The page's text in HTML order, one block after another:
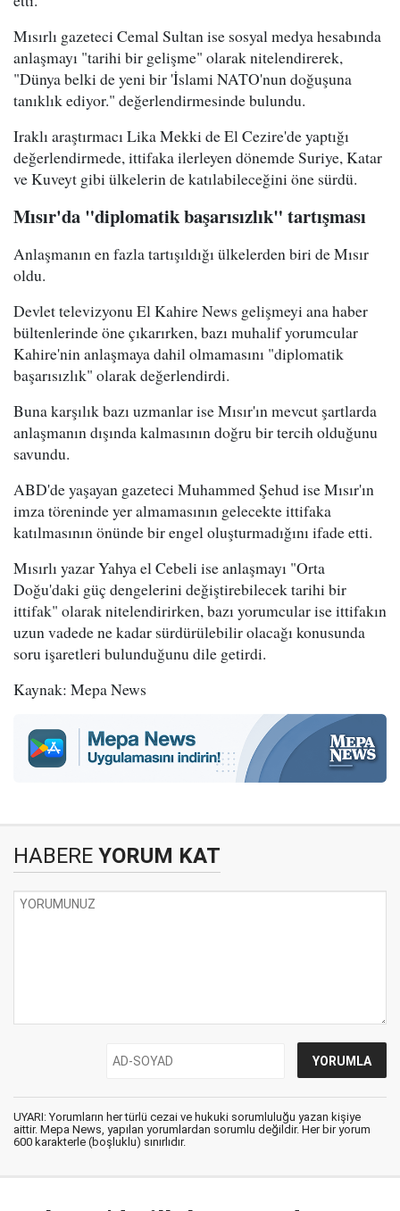
Mısırlı gazeteci Cemal Sultan ise sosyal medya hesabında
anlaşmayı "tarihi bir gelişme" olarak nitelendirerek,
"Dünya belki de yeni bir 'İslami NATO'nun doğuşuna
tanıklık ediyor." değerlendirmesinde bulundu.
Iraklı araştırmacı Lika Mekki de El Cezire'de yaptığı
değerlendirmede, ittifaka ilerleyen dönemde Suriye, Katar
ve Kuveyt gibi ülkelerin de katılabileceğini öne sürdü.
Mısır'da "diplomatik başarısızlık" tartışması
Anlaşmanın en fazla tartışıldığı ülkelerden biri de Mısır
oldu.
Devlet televizyonu El Kahire News gelişmeyi ana haber
bültenlerinde öne çıkarırken, bazı muhalif yorumcular
Kahire'nin anlaşmaya dahil olmamasını "diplomatik
başarısızlık" olarak değerlendirdi.
Buna karşılık bazı uzmanlar ise Mısır'ın mevcut şartlarda
anlaşmanın dışında kalmasının doğru bir tercih olduğunu
savundu.
ABD'de yaşayan gazeteci Muhammed Şehud ise Mısır'ın
imza töreninde yer almamasının gelecekte ittifaka
katılmasının önünde bir engel oluşturmadığını ifade etti.
Mısırlı yazar Yahya el Cebeli ise anlaşmayı "Orta
Doğu'daki güç dengelerini değiştirebilecek tarihi bir
ittifak" olarak nitelendirirken, bazı yorumcular ise ittifakın
uzun vadede ne kadar sürdürülebilir olacağı konusunda
soru işaretleri bulunduğunu dile getirdi.
Kaynak: Mepa News
HABERE YORUM KAT
UYARI: Yorumların her türlü cezai ve hukuki sorumluluğu yazan kişiye
aittir. Mepa News, yapılan yorumlardan sorumlu değildir. Her bir yorum
600 karakterle (boşluklu) sınırlıdır.